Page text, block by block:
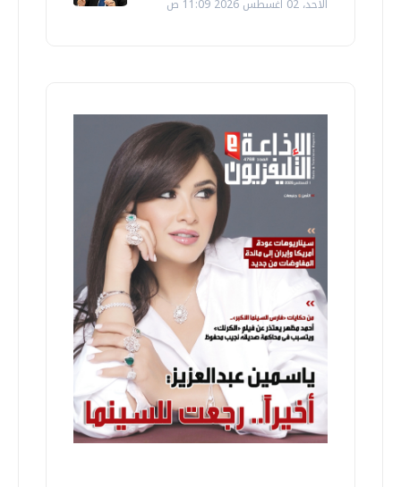
الأحد، 02 اغسطس 2026 11:09 ص